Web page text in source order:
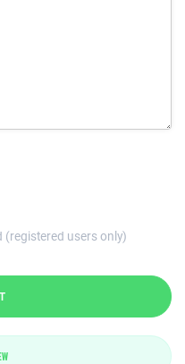
(registered users only)